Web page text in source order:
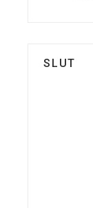
SLUT